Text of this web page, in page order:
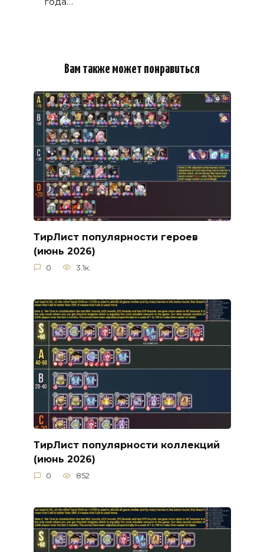
Вам также может понравиться
ТирЛист популярности героев
(июнь 2026)
0 3.1к.
ТирЛист популярности коллекций
(июнь 2026)
0 852